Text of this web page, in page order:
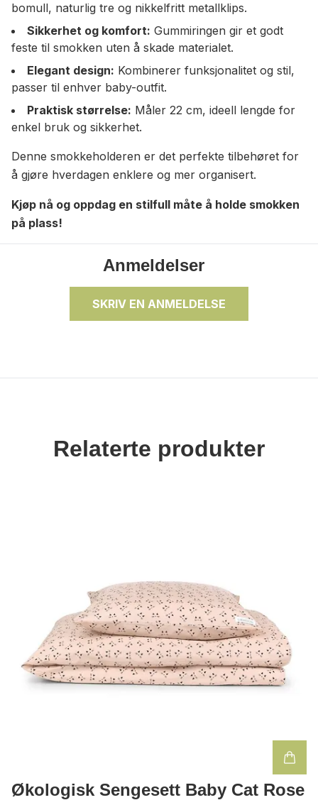
bomull, naturlig tre og nikkelfritt metallklips.
Sikkerhet og komfort: Gummiringen gir et godt
feste til smokken uten å skade materialet.
Elegant design: Kombinerer funksjonalitet og stil,
passer til enhver baby-outfit.
Praktisk størrelse: Måler 22 cm, ideell lengde for
enkel bruk og sikkerhet.
Denne smokkeholderen er det perfekte tilbehøret for
å gjøre hverdagen enklere og mer organisert.
Kjøp nå og oppdag en stilfull måte å holde smokken
på plass!
Anmeldelser
SKRIV EN ANMELDELSE
Relaterte produkter
Økologisk Sengesett Baby Cat Rose